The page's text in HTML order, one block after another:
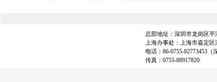
总部地址：深圳市龙岗区平
上海办事处：上海市嘉定区
电话：86-0755-82773453（
传真：0755-88917820